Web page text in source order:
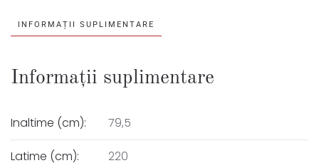
INFORMAȚII SUPLIMENTARE
Informații suplimentare
Inaltime (cm): 79,5
Latime (cm): 220